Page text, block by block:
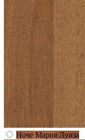
Ноче Мария Луиза